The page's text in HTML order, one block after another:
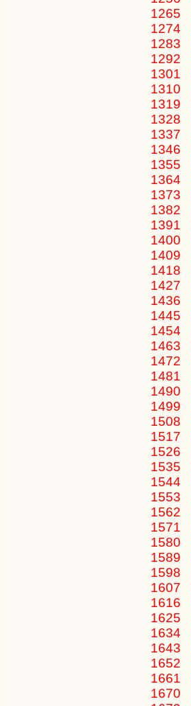
1265
1274
1283
1292
1301
1310
1319
1328
1337
1346
1355
1364
1373
1382
1391
1400
1409
1418
1427
1436
1445
1454
1463
1472
1481
1490
1499
1508
1517
1526
1535
1544
1553
1562
1571
1580
1589
1598
1607
1616
1625
1634
1643
1652
1661
1670